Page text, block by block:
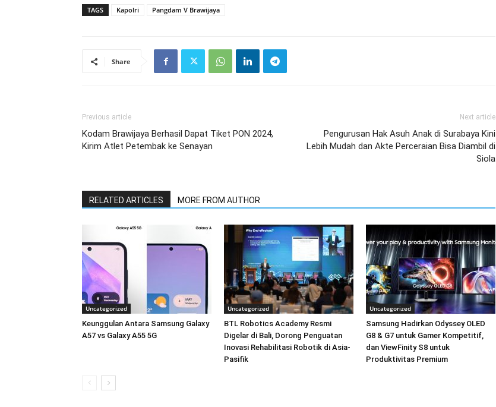
TAGS Kapolri Pangdam V Brawijaya
Share
Previous article
Kodam Brawijaya Berhasil Dapat Tiket PON 2024,
Kirim Atlet Petembak ke Senayan
Next article
Pengurusan Hak Asuh Anak di Surabaya Kini
Lebih Mudah dan Akte Perceraian Bisa Diambil di
Siola
RELATED ARTICLES MORE FROM AUTHOR
Uncategorized
Keunggulan Antara Samsung Galaxy
A57 vs Galaxy A55 5G
Uncategorized
BTL Robotics Academy Resmi
Digelar di Bali, Dorong Penguatan
Inovasi Rehabilitasi Robotik di Asia-
Pasifik
Uncategorized
Samsung Hadirkan Odyssey OLED
G8 & G7 untuk Gamer Kompetitif,
dan ViewFinity S8 untuk
Produktivitas Premium